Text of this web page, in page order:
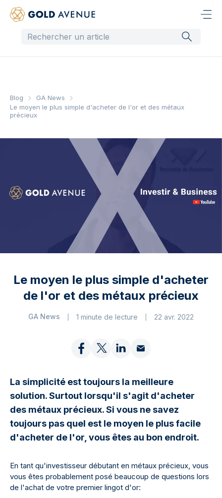
Blog
GA News
Le moyen le plus simple d'acheter de l'or et des métaux
précieux
Le moyen le plus simple d'acheter
de l'or et des métaux précieux
GA News 1 minute de lecture 22 avr. 2022
La simplicité est toujours la meilleure
solution. Surtout lorsqu'il s'agit d'acheter
des métaux précieux. Si vous ne savez
toujours pas quel est le moyen le plus facile
d'acheter de l'or, vous êtes au bon endroit.
En tant qu'investisseur débutant en métaux précieux, vous
vous êtes probablement posé beaucoup de questions lors
de l'achat de votre premier lingot d'or: